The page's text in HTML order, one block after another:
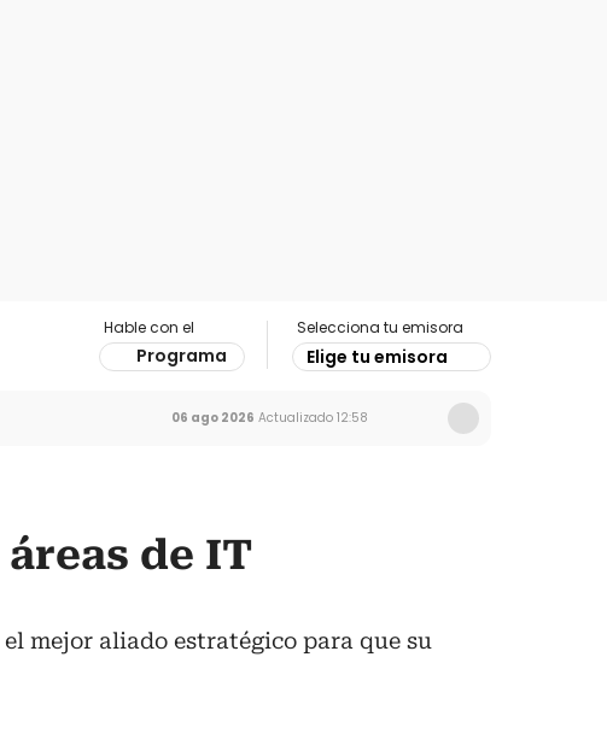
Hable con el
Programa
Selecciona tu emisora
Elige tu emisora
06 ago 2026 Actualizado 12:58
de IT
mejor aliado estratégico para que su